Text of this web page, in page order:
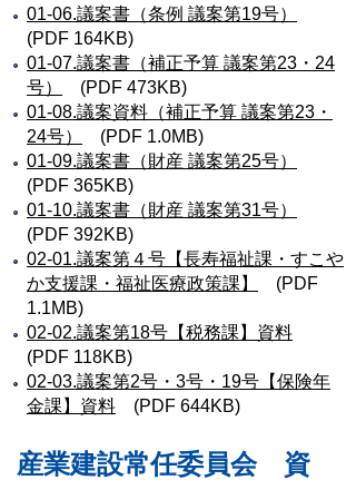
01-06.議案書（条例 議案第19号）
(PDF 164KB)
01-07.議案書（補正予算 議案第23・24
号）
(PDF 473KB)
01-08.議案資料（補正予算 議案第23・
24号）
(PDF 1.0MB)
01-09.議案書（財産 議案第25号）
(PDF 365KB)
01-10.議案書（財産 議案第31号）
(PDF 392KB)
02-01.議案第４号【長寿福祉課・すこや
か支援課・福祉医療政策課】
(PDF
1.1MB)
02-02.議案第18号【税務課】資料
(PDF 118KB)
02-03.議案第2号・3号・19号【保険年
金課】資料 (PDF 644KB)
産業建設常任委員会 資